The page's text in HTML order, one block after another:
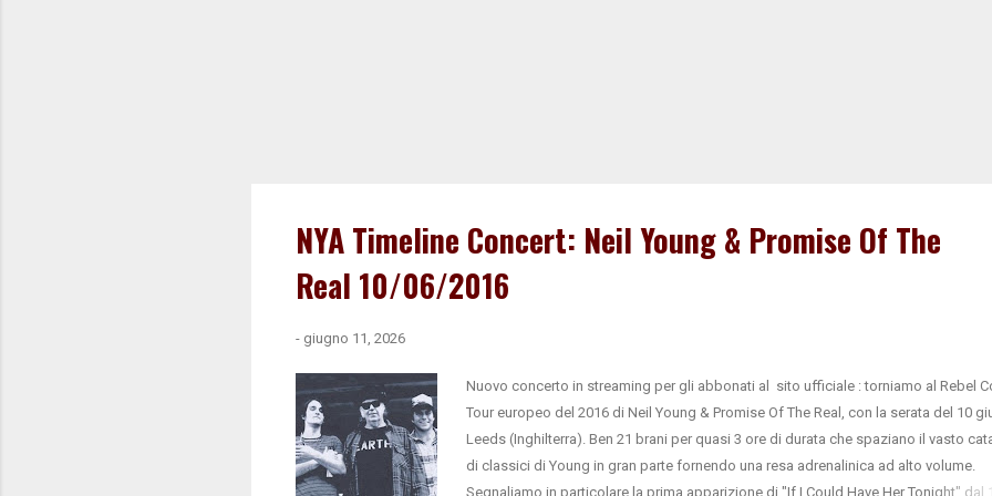
NYA Timeline Concert: Neil Young & Promise Of The
Real 10/06/2016
- giugno 11, 2026
Nuovo concerto in streaming per gli abbonati al sito ufficiale : torniamo al Rebel
Tour europeo del 2016 di Neil Young & Promise Of The Real, con la serata del 10
Leeds (Inghilterra). Ben 21 brani per quasi 3 ore di durata che spaziano il vasto
di classici di Young in gran parte fornendo una resa adrenalinica ad alto volume.
Segnaliamo in particolare la prima apparizione di "If I Could Have Her Tonight" dal